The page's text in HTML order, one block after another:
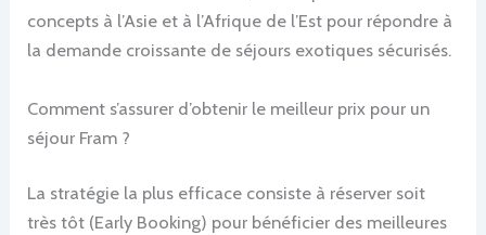
concepts à l’Asie et à l’Afrique de l’Est pour répondre à
la demande croissante de séjours exotiques sécurisés.
Comment s’assurer d’obtenir le meilleur prix pour un
séjour Fram ?
La stratégie la plus efficace consiste à réserver soit
très tôt (Early Booking) pour bénéficier des meilleures